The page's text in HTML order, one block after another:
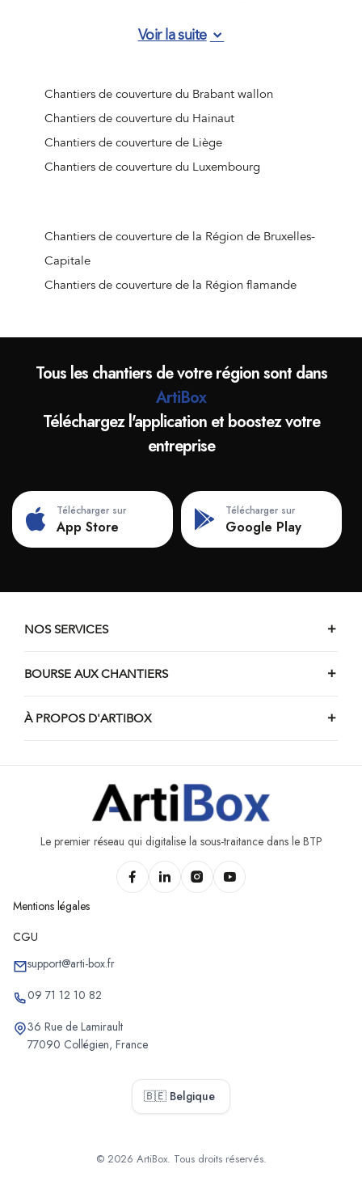
Chantiers de couverture de Vresse-sur-Semois
Chantiers de couverture de Barvaux
Chantiers de couverture de Viroinval
Chantiers de couverture de Naninne
Chantiers de couverture de Doische
Chantiers de couverture d'Hastière
Chantiers de couverture d'Anhée
Chantiers de couverture de Namur (Jambes)
Chantiers de couverture de Vresse-sur-Semois
Chantiers de couverture de Profondeville
Chantiers de couverture de Yvoir
Chantiers de couverture de Ciergnon
Chantiers de couverture de Sombreffe
Chantiers de couverture de Viroinval
Chantiers de couverture de Beauraing
Chantiers de couverture de Couvin
Voir la suite
Chantiers de couverture du Brabant wallon
Chantiers de couverture du Hainaut
Chantiers de couverture de Liège
Chantiers de couverture du Luxembourg
Chantiers de couverture de la Région de Bruxelles-
Capitale
Chantiers de couverture de la Région flamande
Tous les chantiers de votre région sont dans
ArtiBox
Téléchargez l'application et boostez votre
entreprise
Télécharger sur
App Store
Télécharger sur
Google Play
NOS SERVICES
BOURSE AUX CHANTIERS
À PROPOS D'ARTIBOX
Le premier réseau qui digitalise la sous-traitance dans le BTP
Mentions légales
CGU
support@arti-box.fr
09 71 12 10 82
36 Rue de Lamirault
77090 Collégien, France
🇧🇪 Belgique
© 2026 ArtiBox. Tous droits réservés.